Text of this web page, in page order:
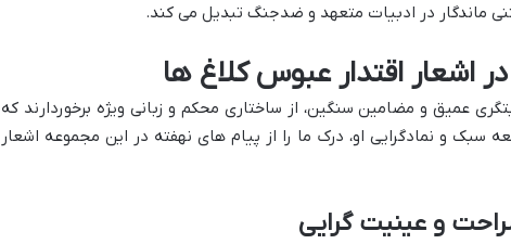
ماندگار در ادبیات متعهد و ضدجنگ تبدیل می کند.
اشعار اقتدار عبوس کلاغ ها
عمیق و مضامین سنگین، از ساختاری محکم و زبانی ویژه برخوردارند که
سبک و نمادگرایی او، درک ما را از پیام های نهفته در این مجموعه اشعار
و عینیت گرایی